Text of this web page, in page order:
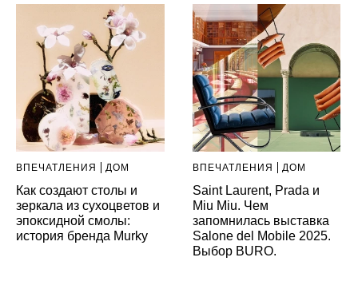
ВПЕЧАТЛЕНИЯ ДОМ
Как создают столы и
зеркала из сухоцветов и
эпоксидной смолы:
история бренда Murky
ВПЕЧАТЛЕНИЯ ДОМ
Saint Laurent, Prada и
Miu Miu. Чем
запомнилась выставка
Salone del Mobile 2025.
Выбор BURO.